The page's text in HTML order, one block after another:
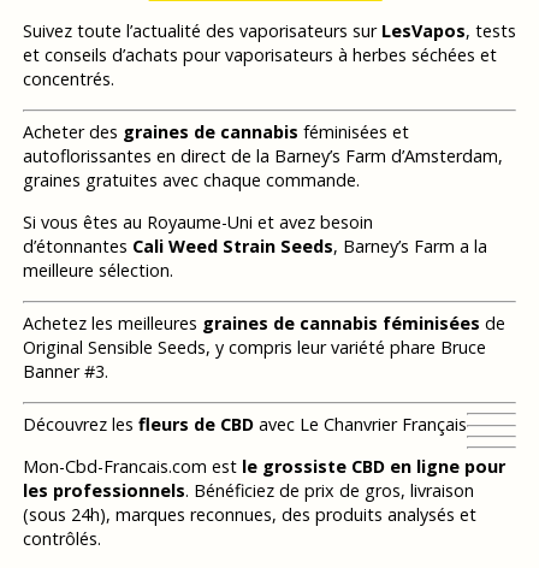
Suivez toute l’actualité des vaporisateurs sur LesVapos, tests
et conseils d’achats pour vaporisateurs à herbes séchées et
concentrés.
Acheter des graines de cannabis féminisées et
autoflorissantes en direct de la Barney’s Farm d’Amsterdam,
graines gratuites avec chaque commande.
Si vous êtes au Royaume-Uni et avez besoin
d’étonnantes Cali Weed Strain Seeds, Barney’s Farm a la
meilleure sélection.
Achetez les meilleures graines de cannabis féminisées de
Original Sensible Seeds, y compris leur variété phare Bruce
Banner #3.
Découvrez les fleurs de CBDavec Le Chanvrier Français
Mon-Cbd-Francais.com est le grossiste CBD en ligne pour
les professionnels. Bénéficiez de prix de gros, livraison
(sous 24h), marques reconnues, des produits analysés et
contrôlés.